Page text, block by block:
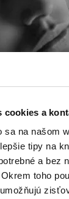
cookies a
sa na našom
tipy na
a bez
toho